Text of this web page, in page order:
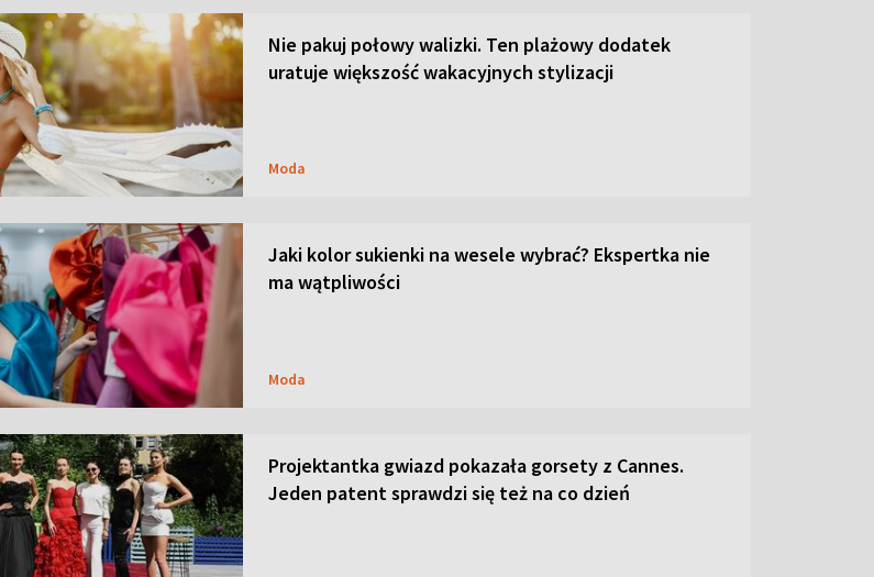
Nie pakuj połowy walizki. Ten plażowy dodatek
uratuje większość wakacyjnych stylizacji
Moda
Jaki kolor sukienki na wesele wybrać? Ekspertka nie
ma wątpliwości
Moda
Projektantka gwiazd pokazała gorsety z Cannes.
Jeden patent sprawdzi się też na co dzień